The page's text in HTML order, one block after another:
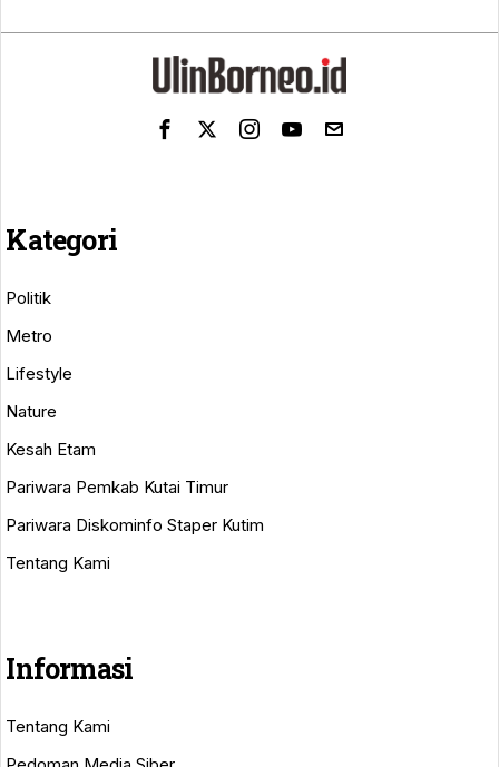
Kategori
Politik
Metro
Lifestyle
Nature
Kesah Etam
Pariwara Pemkab Kutai Timur
Pariwara Diskominfo Staper Kutim
Tentang Kami
Informasi
Tentang Kami